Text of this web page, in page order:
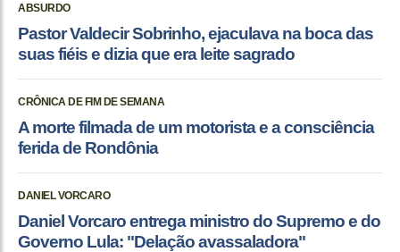
ABSURDO
Pastor Valdecir Sobrinho, ejaculava na boca das
suas fiéis e dizia que era leite sagrado
CRÔNICA DE FIM DE SEMANA
A morte filmada de um motorista e a consciência
ferida de Rondônia
DANIEL VORCARO
Daniel Vorcaro entrega ministro do Supremo e do
Governo Lula: "Delação avassaladora"